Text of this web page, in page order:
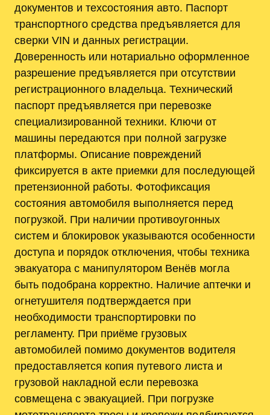
документов и техсостояния авто. Паспорт
транспортного средства предъявляется для
сверки VIN и данных регистрации.
Доверенность или нотариально оформленное
разрешение предъявляется при отсутствии
регистрационного владельца. Технический
паспорт предъявляется при перевозке
специализированной техники. Ключи от
машины передаются при полной загрузке
платформы. Описание повреждений
фиксируется в акте приемки для последующей
претензионной работы. Фотофиксация
состояния автомобиля выполняется перед
погрузкой. При наличии противоугонных
систем и блокировок указываются особенности
доступа и порядок отключения‚ чтобы техника
эвакуатора с манипулятором Венёв могла
быть подобрана корректно. Наличие аптечки и
огнетушителя подтверждается при
необходимости транспортировки по
регламенту. При приёме грузовых
автомобилей помимо документов водителя
предоставляется копия путевого листа и
грузовой накладной если перевозка
совмещена с эвакуацией. При погрузке